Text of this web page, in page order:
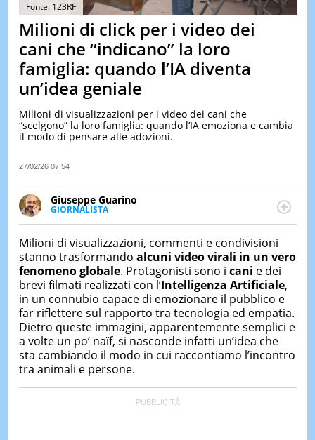
&
TEST
OGGI
IERI
Fonte: 123RF
Milioni di click per i video dei
cani che “indicano” la loro
famiglia: quando l’IA diventa
un’idea geniale
Milioni di visualizzazioni per i video dei cani che
“scelgono” la loro famiglia: quando l’IA emoziona e cambia
il modo di pensare alle adozioni.
27/02/26 07:54
Giuseppe Guarino
GIORNALISTA
Ph(D) in Diritto Comparato e processi di
particolare sulla Storia contemporanea di America
Latina e Spagna. Collabora con numerose testate ed
è presidente dell'Associazione Culturale "La
Biblioteca del Sannio".
Milioni di visualizzazioni, commenti e condivisioni
stanno trasformando alcuni video virali in un vero
fenomeno globale. Protagonisti sono i cani e dei
brevi filmati realizzati con l’Intelligenza Artificiale,
in un connubio capace di emozionare il pubblico e
far riflettere sul rapporto tra tecnologia ed empatia.
Dietro queste immagini, apparentemente semplici e
a volte un po’ naïf, si nasconde infatti un’idea che
sta cambiando il modo in cui raccontiamo l’incontro
tra animali e persone.